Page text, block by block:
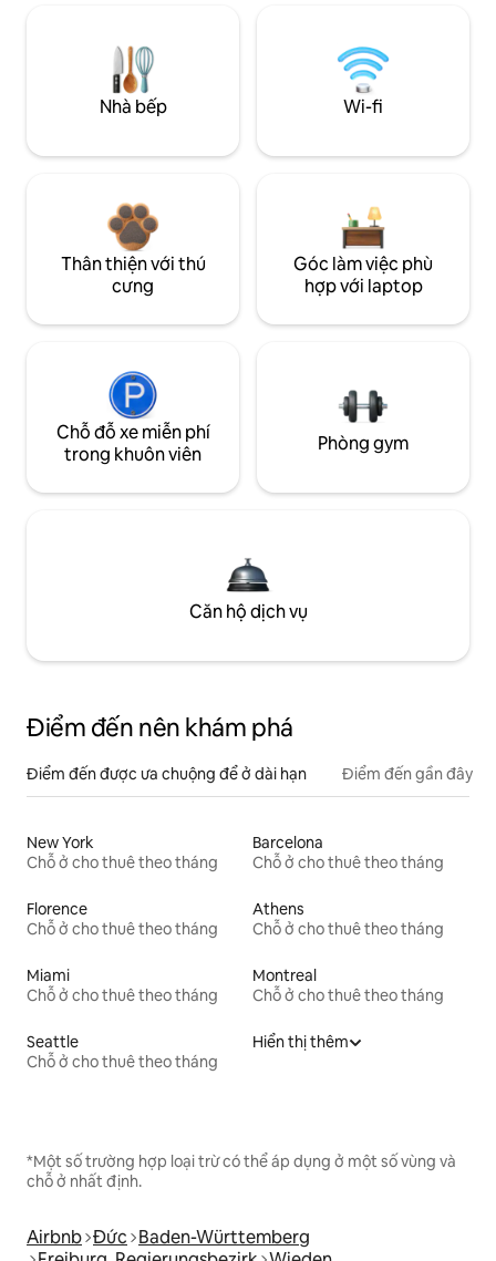
Nhà bếp Wi-fi
Thân thiện với thú
cưng
Góc làm việc phù
hợp với laptop
Chỗ đỗ xe miễn phí
trong khuôn viên
Phòng gym
Căn hộ dịch vụ
Điểm đến nên khám phá
Điểm đến được ưa chuộng để ở dài hạn Điểm đến gần đây
New York
Chỗ ở cho thuê theo tháng
Barcelona
Chỗ ở cho thuê theo tháng
Florence
Chỗ ở cho thuê theo tháng
Athens
Chỗ ở cho thuê theo tháng
Miami
Chỗ ở cho thuê theo tháng
Montreal
Chỗ ở cho thuê theo tháng
Seattle
Chỗ ở cho thuê theo tháng
Hiển thị thêm
*Một số trường hợp loại trừ có thể áp dụng ở một số vùng và
chỗ ở nhất định.
Airbnb Đức Baden-Württemberg